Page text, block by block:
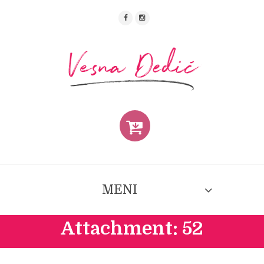
MENI
Attachment: 52